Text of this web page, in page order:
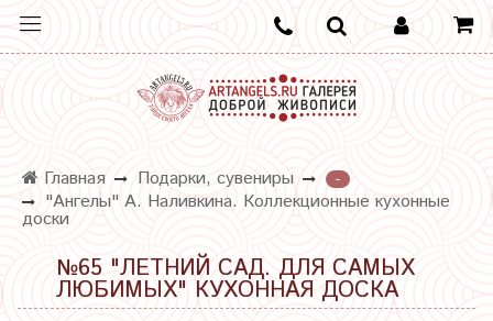
Главная Подарки, сувениры
-
"Ангелы" А. Наливкина. Коллекционные кухонные
доски
№65 "ЛЕТНИЙ САД. ДЛЯ САМЫХ
ЛЮБИМЫХ" КУХОННАЯ ДОСКА